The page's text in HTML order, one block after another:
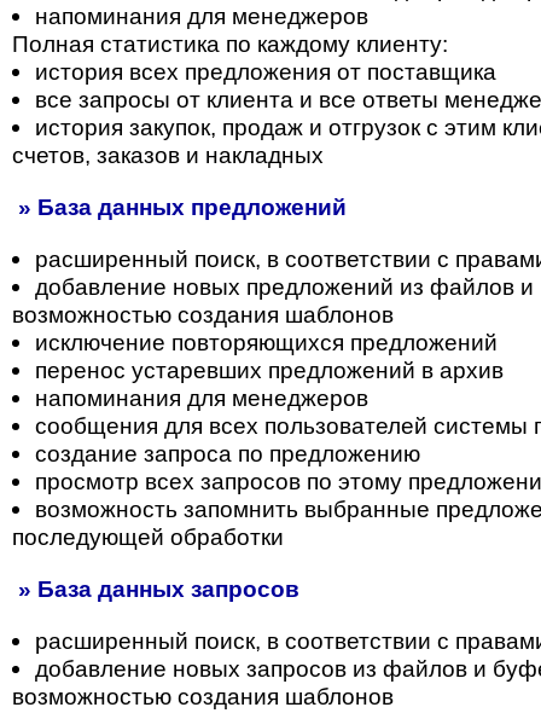
напоминания для менеджеров
Полная статистика по каждому клиенту:
история всех предложения от поставщика
все запросы от клиента и все ответы
история закупок, продаж и отгрузок с этим
счетов, заказов и накладных
» База данных предложений
расширенный поиск, в соответствии с
добавление новых предложений из файлов
возможностью создания шаблонов
исключение повторяющихся предложений
перенос устаревших предложений в архив
напоминания для менеджеров
сообщения для всех пользователей
создание запроса по предложению
просмотр всех запросов по этому
возможность запомнить выбранные
последующей обработки
» База данных запросов
расширенный поиск, в соответствии с
добавление новых запросов из файлов и
возможностью создания шаблонов